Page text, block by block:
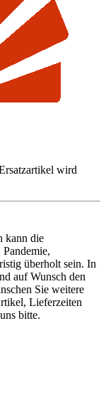
wird
kann die
überholt sein. In
auf Wunsch den
Sie weitere
Lieferzeiten
bitte.